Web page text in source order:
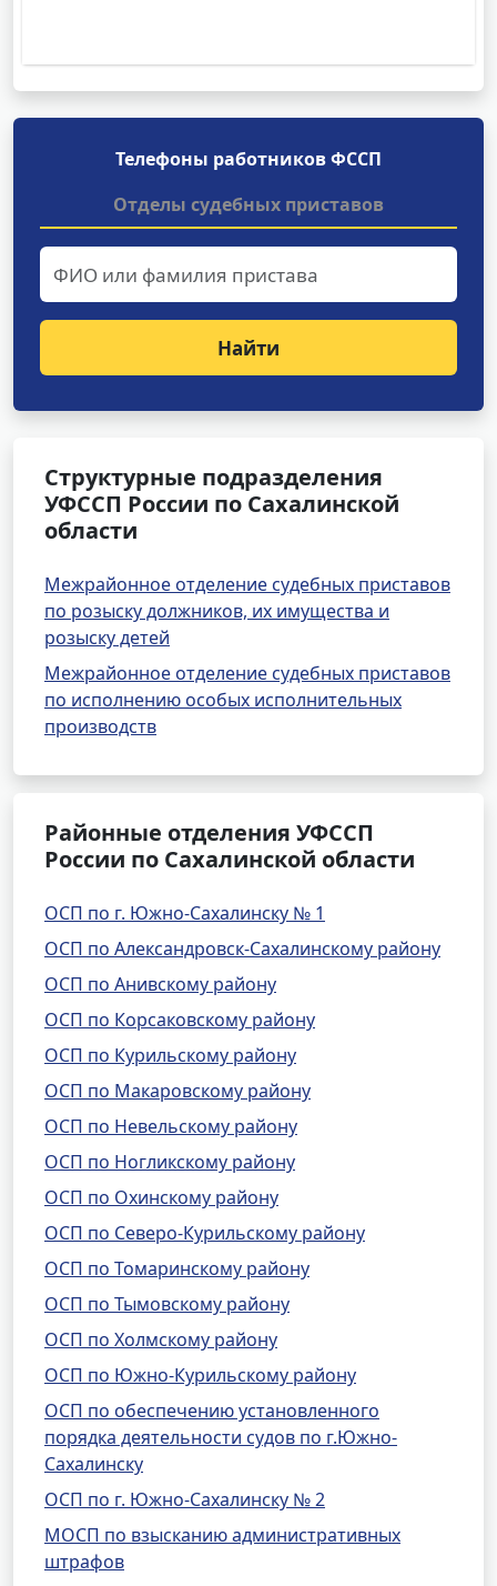
Телефоны работников ФССП
Отделы судебных приставов
Найти
Структурные подразделения
УФССП России по Сахалинской
области
Межрайонное отделение судебных приставов
по розыску должников, их имущества и
розыску детей
Межрайонное отделение судебных приставов
по исполнению особых исполнительных
производств
Районные отделения УФССП
России по Сахалинской области
ОСП по г. Южно-Сахалинску № 1
ОСП по Александровск-Сахалинскому району
ОСП по Анивскому району
ОСП по Корсаковскому району
ОСП по Курильскому району
ОСП по Макаровскому району
ОСП по Невельскому району
ОСП по Ногликскому району
ОСП по Охинскому району
ОСП по Северо-Курильскому району
ОСП по Томаринскому району
ОСП по Тымовскому району
ОСП по Холмскому району
ОСП по Южно-Курильскому району
ОСП по обеспечению установленного
порядка деятельности судов по г.Южно-
Сахалинску
ОСП по г. Южно-Сахалинску № 2
МОСП по взысканию административных
штрафов